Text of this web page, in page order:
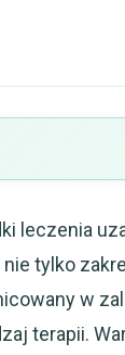
leczenia
tylko
w
terapii.